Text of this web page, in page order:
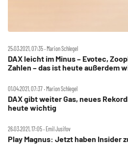
25.03.2021, 07:35 ‧ Marion Schlegel
DAX leicht im Minus – Evotec,
Zahlen – das ist heute außerdem
01.04.2021, 07:37 ‧ Marion Schlegel
DAX gibt weiter Gas, neues
heute wichtig
26.03.2021, 17:05 ‧ Emil Jusifov
Play Magnus: Jetzt haben Insider